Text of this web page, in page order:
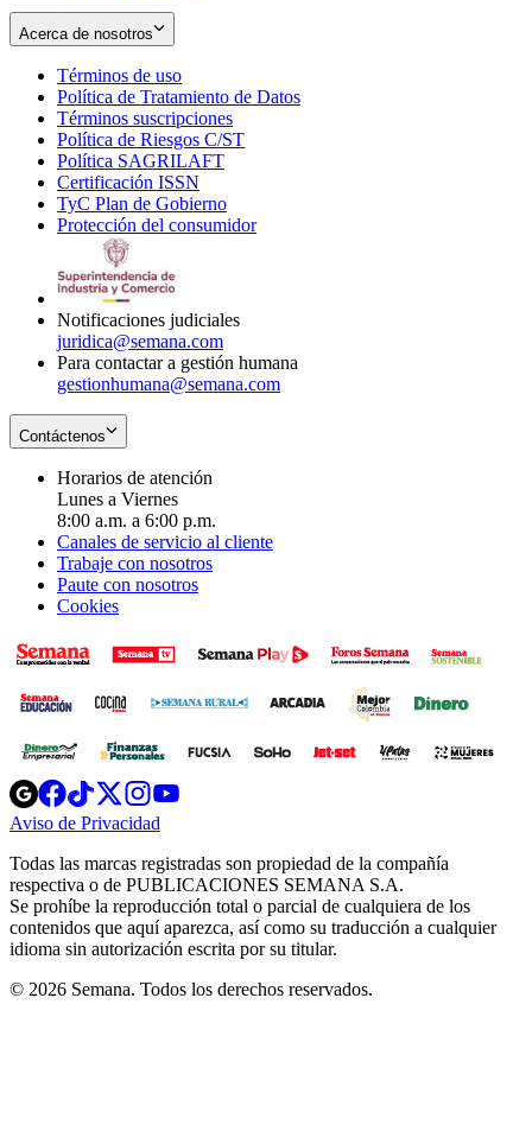
Acerca de nosotros
Términos de uso
in
new
window
Política de Tratamiento de Datos
Términos suscripciones
in
Política de Riesgos C/ST
Política SAGRILAFT
new
window
Certificación ISSN
in
new
TyC Plan de Gobierno
in
Protección del consumidorOpens
Notificaciones judiciales
juridica@semana.com
Para contactar a gestión humana
gestionhumana@semana.com
Contáctenos
Horarios de atención
Lunes a Viernes
8:00 a.m. a 6:00 p.m.
Canales de servicio al cliente
Trabaje con nosotros
Paute con nosotros
Cookies
Opens
in
new
Opens
in
new
Opens
in
new
window
Opens
new
windowwindow
Aviso de Privacidad
new
window
Todas las marcas registradas son propiedad de la compañía
respectiva o de PUBLICACIONES SEMANA S.A.
Se prohíbe la reproducción total o parcial de cualquiera de los
contenidos que aquí aparezca, así como su traducción a cualquier
idioma sin autorización escrita por su titular.
© 2026 Semana. Todos los derechos reservados.